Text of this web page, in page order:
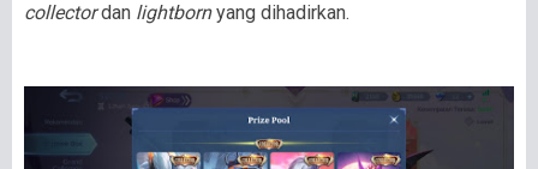
collectordan lightbornyang dihadirkan.